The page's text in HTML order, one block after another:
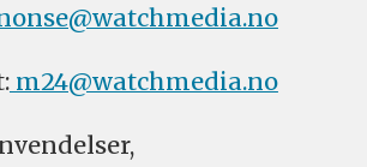
m24@watchmedia.no